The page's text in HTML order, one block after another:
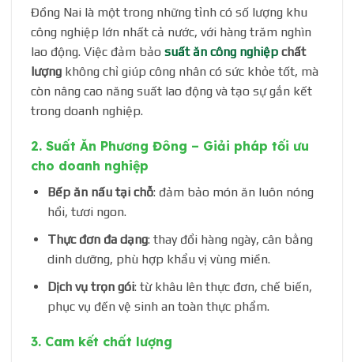
Đồng Nai là một trong những tỉnh có số lượng khu
công nghiệp lớn nhất cả nước, với hàng trăm nghìn
lao động. Việc đảm bảo suất ăn công nghiệp chất
lượng không chỉ giúp công nhân có sức khỏe tốt, mà
còn nâng cao năng suất lao động và tạo sự gắn kết
trong doanh nghiệp.
2. Suất Ăn Phương Đông – Giải pháp tối ưu
cho doanh nghiệp
Bếp ăn nấu tại chỗ: đảm bảo món ăn luôn nóng
hổi, tươi ngon.
Thực đơn đa dạng: thay đổi hàng ngày, cân bằng
dinh dưỡng, phù hợp khẩu vị vùng miền.
Dịch vụ trọn gói: từ khâu lên thực đơn, chế biến,
phục vụ đến vệ sinh an toàn thực phẩm.
3. Cam kết chất lượng